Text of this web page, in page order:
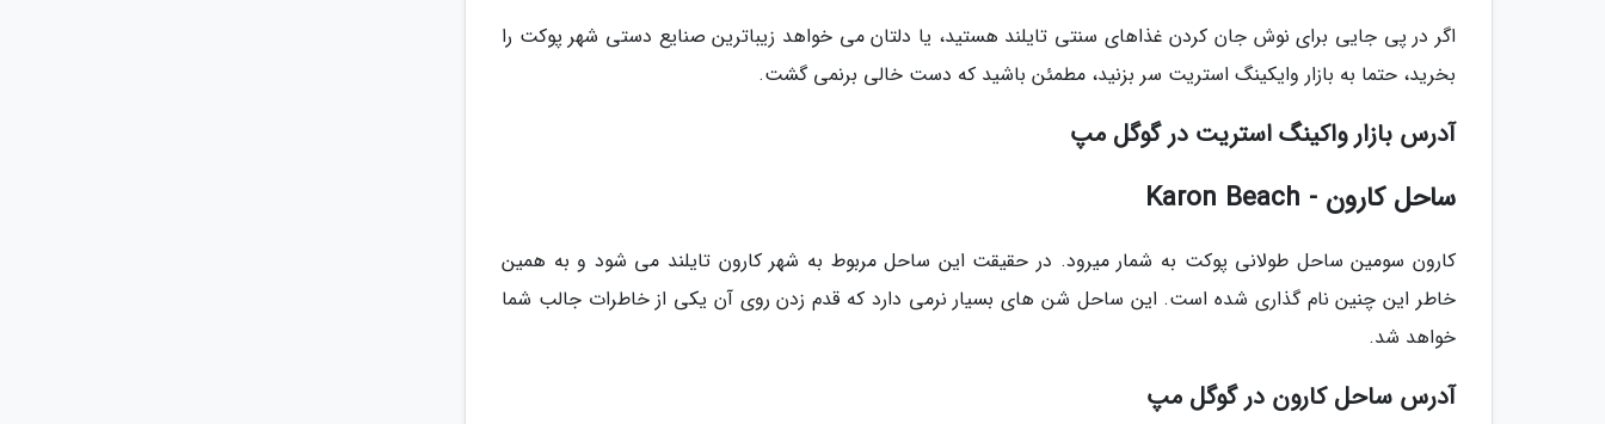
اگر در پی جایی برای نوش جان کردن غذاهای سنتی تایلند هستید، یا دلتان می خواهد زیباترین صنایع دستی شهر پوکت را
بخرید، حتما به بازار وایکینگ استریت سر بزنید، مطمئن باشید که دست خالی برنمی گشت.
آدرس بازار واکینگ استریت در گوگل مپ
ساحل کارون - Karon Beach
کارون سومین ساحل طولانی پوکت به شمار میرود. در حقیقت این ساحل مربوط به شهر کارون تایلند می شود و به همین
خاطر این چنین نام گذاری شده است. این ساحل شن های بسیار نرمی دارد که قدم زدن روی آن یکی از خاطرات جالب شما
خواهد شد.
آدرس ساحل کارون در گوگل مپ